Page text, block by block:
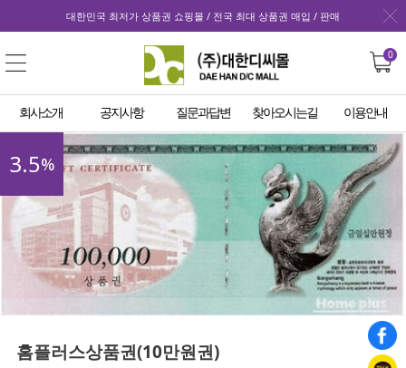
대한민국 최저가 상품권 쇼핑몰 / 전국 최대 상품권 매입 / 판매
0
회사소개 공지사항 질문과답변 찾아오시는길 이용안내
3.5%
홈플러스상품권(10만원권)